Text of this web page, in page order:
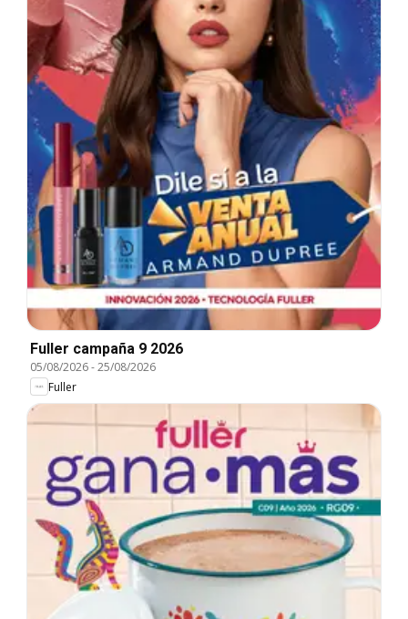
Fuller campaña 9 2026
05/08/2026-25/08/2026
Fuller